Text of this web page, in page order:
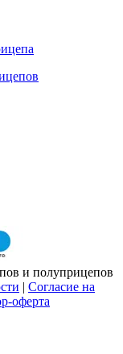
и полуприцепов
| Согласие на
оферта